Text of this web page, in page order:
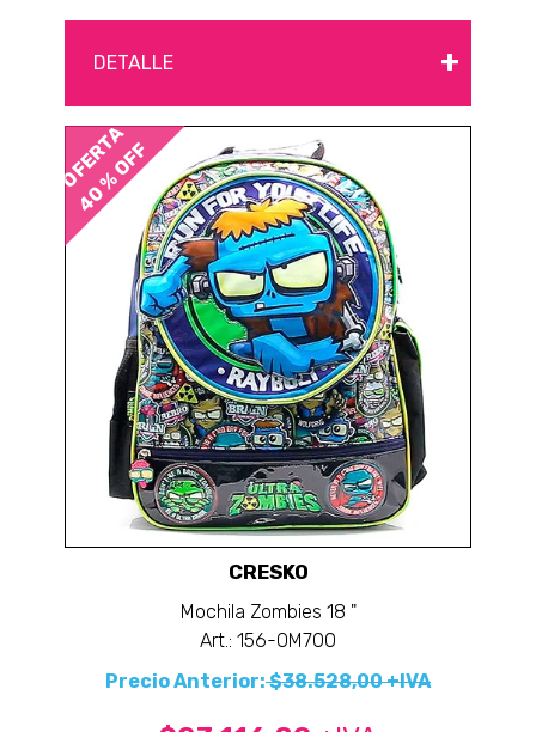
DETALLE +
OFERTA
40 % OFF
CRESKO
Mochila Zombies 18 "
Art.: 156-OM700
Precio Anterior:$38.528,00 +IVA